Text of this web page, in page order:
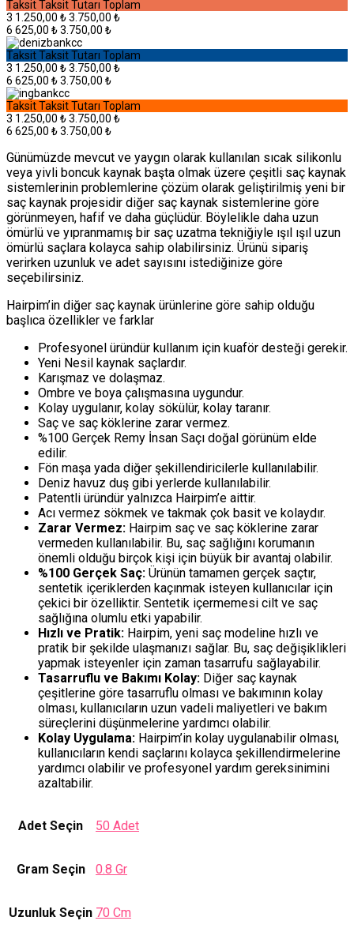
TaksitTaksit Tutarı Toplam
3 1.250,00 ₺3.750,00 ₺
6 625,00 ₺3.750,00 ₺
TaksitTaksit Tutarı Toplam
3 1.250,00 ₺3.750,00 ₺
6 625,00 ₺3.750,00 ₺
TaksitTaksit Tutarı Toplam
3 1.250,00 ₺3.750,00 ₺
6 625,00 ₺3.750,00 ₺
Günümüzde mevcut ve yaygın olarak kullanılan sıcak silikonlu
veya yivli boncuk kaynak başta olmak üzere çeşitli saç kaynak
sistemlerinin problemlerine çözüm olarak geliştirilmiş yeni bir
saç kaynak projesidir diğer saç kaynak sistemlerine göre
görünmeyen, hafif ve daha güçlüdür. Böylelikle daha uzun
ömürlü ve yıpranmamış bir saç uzatma tekniğiyle ışıl ışıl uzun
ömürlü saçlara kolayca sahip olabilirsiniz. Ürünü sipariş
verirken uzunluk ve adet sayısını istediğinize göre
seçebilirsiniz.
Hairpim’in diğer saç kaynak ürünlerine göre sahip olduğu
başlıca özellikler ve farklar
Profesyonel üründür kullanım için kuaför desteği gerekir.
Yeni Nesil kaynak saçlardır.
Karışmaz ve dolaşmaz.
Ombre ve boya çalışmasına uygundur.
Kolay uygulanır, kolay sökülür, kolay taranır.
Saç ve saç köklerine zarar vermez.
%100 Gerçek Remy İnsan Saçı doğal görünüm elde
edilir.
Fön maşa yada diğer şekillendiricilerle kullanılabilir.
Deniz havuz duş gibi yerlerde kullanılabilir.
Patentli üründür yalnızca Hairpim’e aittir.
Acı vermez sökmek ve takmak çok basit ve kolaydır.
Zarar Vermez: Hairpim saç ve saç köklerine zarar
vermeden kullanılabilir. Bu, saç sağlığını korumanın
önemli olduğu birçok kişi için büyük bir avantaj olabilir.
%100 Gerçek Saç: Ürünün tamamen gerçek saçtır,
sentetik içeriklerden kaçınmak isteyen kullanıcılar için
çekici bir özelliktir. Sentetik içermemesi cilt ve saç
sağlığına olumlu etki yapabilir.
Hızlı ve Pratik: Hairpim, yeni saç modeline hızlı ve
pratik bir şekilde ulaşmanızı sağlar. Bu, saç değişiklikleri
yapmak isteyenler için zaman tasarrufu sağlayabilir.
Tasarruflu ve Bakımı Kolay: Diğer saç kaynak
çeşitlerine göre tasarruflu olması ve bakımının kolay
olması, kullanıcıların uzun vadeli maliyetleri ve bakım
süreçlerini düşünmelerine yardımcı olabilir.
Kolay Uygulama: Hairpim’in kolay uygulanabilir olması,
kullanıcıların kendi saçlarını kolayca şekillendirmelerine
yardımcı olabilir ve profesyonel yardım gereksinimini
azaltabilir.
Adet Seçin 50 Adet
Gram Seçin 0.8 Gr
Uzunluk Seçin 70 Cm